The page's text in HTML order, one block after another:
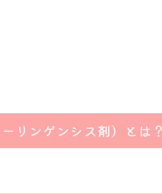
リンゲンシス剤）とは？